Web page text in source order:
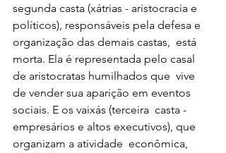
segunda casta (xátrias - aristocracia e
políticos), responsáveis pela defesa e
organização das demais castas,  está
morta. Ela é representada pelo casal
de aristocratas humilhados que  vive
de vender sua aparição em eventos
sociais. E os vaixás (terceira  casta -
empresários e altos executivos), que
organizam a atividade  econômica,